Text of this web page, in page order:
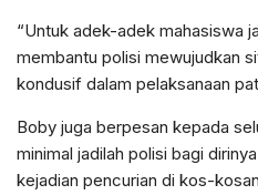
“Untuk adek-adek mahasiswa
membantu polisi mewujudkan
kondusif dalam pelaksanaan
Boby juga berpesan kepada
minimal jadilah polisi bagi
kejadian pencurian di kos-